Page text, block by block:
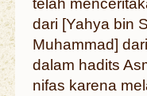
telah
dari [Yahya bin
Muhammad]
dalam hadits
nifas karena